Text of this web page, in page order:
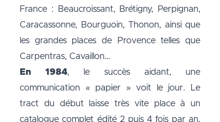
France : Beaucroissant, Brétigny, Perpignan,
Caracassonne, Bourguoin, Thonon, ainsi que
les grandes places de Provence telles que
Carpentras, Cavaillon…
En 1984, le succès aidant, une
communication « papier » voit le jour. Le
tract du début laisse très vite place à un
catalogue complet édité 2 puis 4 fois par an.